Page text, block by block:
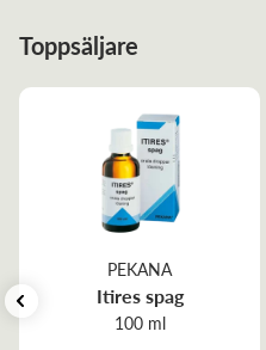
Toppsäljare
PEKANA
Itires spag
100 ml